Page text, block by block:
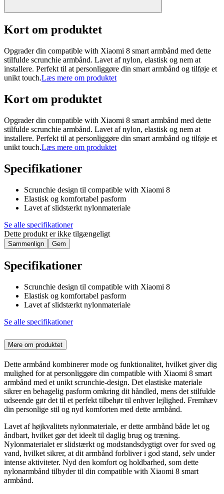
Kort om produktet
Opgrader din compatible with Xiaomi 8 smart armbånd med dette
stilfulde scrunchie armbånd. Lavet af nylon, elastisk og nem at
installere. Perfekt til at personliggøre din smart armbånd og tilføje et
unikt touch.Læs mere om produktet
Kort om produktet
Opgrader din compatible with Xiaomi 8 smart armbånd med dette
stilfulde scrunchie armbånd. Lavet af nylon, elastisk og nem at
installere. Perfekt til at personliggøre din smart armbånd og tilføje et
unikt touch.Læs mere om produktet
Specifikationer
Scrunchie design til compatible with Xiaomi 8
Elastisk og komfortabel pasform
Lavet af slidstærkt nylonmateriale
Se alle specifikationer
Dette produkt er ikke tilgængeligt
Sammenlign Gem
Specifikationer
Scrunchie design til compatible with Xiaomi 8
Elastisk og komfortabel pasform
Lavet af slidstærkt nylonmateriale
Se alle specifikationer
Mere om produktet
Dette armbånd kombinerer mode og funktionalitet, hvilket giver dig
mulighed for at personliggøre din compatible with Xiaomi 8 smart
armbånd med et unikt scrunchie-design. Det elastiske materiale
sikrer en behagelig pasform omkring dit håndled, mens det stilfulde
udseende gør det til et perfekt tilbehør til enhver lejlighed. Fremhæv
din personlige stil og nyd komforten med dette armbånd.
Lavet af højkvalitets nylonmateriale, er dette armbånd både let og
åndbart, hvilket gør det ideelt til daglig brug og træning.
Nylonmaterialet er slidstærkt og modstandsdygtigt over for sved og
vand, hvilket sikrer, at dit armbånd forbliver i god stand, selv under
intense aktiviteter. Nyd den komfort og holdbarhed, som dette
nylonarmbånd tilbyder til din compatible with Xiaomi 8 smart
armbånd.